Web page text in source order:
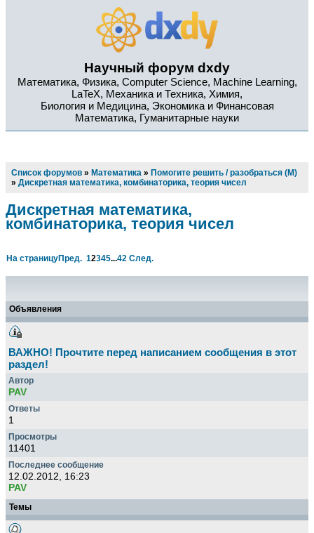
Научный форум dxdy
Математика, Физика, Computer Science, Machine Learning,
LaTeX, Механика и Техника, Химия,
Биология и Медицина, Экономика и Финансовая
Математика, Гуманитарные науки
Список форумов » Математика » Помогите решить / разобраться (М)
» Дискретная математика, комбинаторика, теория чисел
Дискретная математика,
комбинаторика, теория чисел
На страницуПред. 12345...42 След.
Объявления
ВАЖНО! Прочтите перед написанием сообщения в этот
раздел!
PAV
1
11401
12.02.2012, 16:23
PAV
Темы